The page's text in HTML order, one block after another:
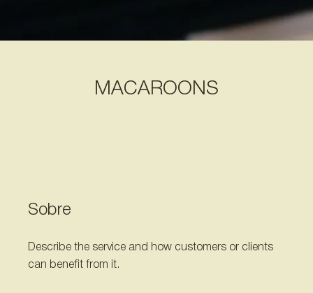
MACAROONS
Sobre
Describe the service and how customers or clients
can benefit from it.